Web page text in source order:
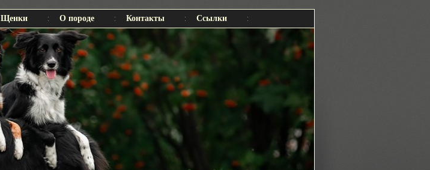
Щенки О породе Контакты Ссылки